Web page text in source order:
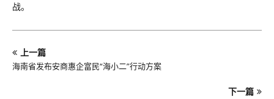
战。
上一篇
海南省发布安商惠企富民“海小二”行动方案
下一篇